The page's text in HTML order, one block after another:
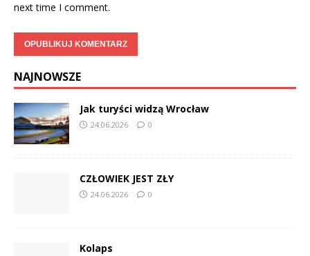
next time I comment.
NAJNOWSZE
Jak turyści widzą Wrocław
24.06.2026 0
CZŁOWIEK JEST ZŁY
24.06.2026 0
Kolaps